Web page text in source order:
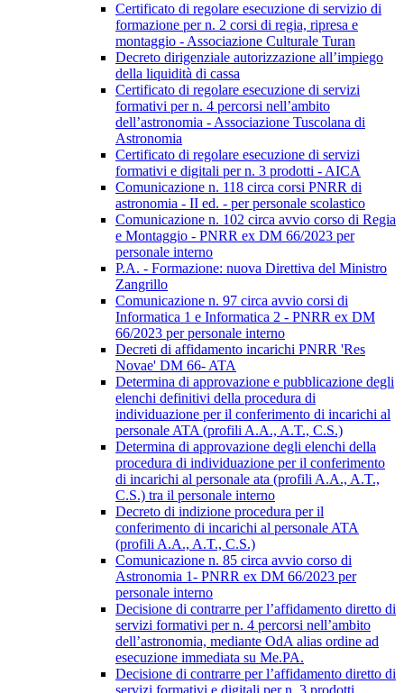
Certificato di regolare esecuzione di servizio di
formazione per n. 2 corsi di regia, ripresa e
montaggio - Associazione Culturale Turan
Decreto dirigenziale autorizzazione all’impiego
della liquidità di cassa
Certificato di regolare esecuzione di servizi
formativi per n. 4 percorsi nell’ambito
dell’astronomia - Associazione Tuscolana di
Astronomia
Certificato di regolare esecuzione di servizi
formativi e digitali per n. 3 prodotti - AICA
Comunicazione n. 118 circa corsi PNRR di
astronomia - II ed. - per personale scolastico
Comunicazione n. 102 circa avvio corso di Regia
e Montaggio - PNRR ex DM 66/2023 per
personale interno
P.A. - Formazione: nuova Direttiva del Ministro
Zangrillo
Comunicazione n. 97 circa avvio corsi di
Informatica 1 e Informatica 2 - PNRR ex DM
66/2023 per personale interno
Decreti di affidamento incarichi PNRR 'Res
Novae' DM 66- ATA
Determina di approvazione e pubblicazione degli
elenchi definitivi della procedura di
individuazione per il conferimento di incarichi al
personale ATA (profili A.A., A.T., C.S.)
Determina di approvazione degli elenchi della
procedura di individuazione per il conferimento
di incarichi al personale ata (profili A.A., A.T.,
C.S.) tra il personale interno
Decreto di indizione procedura per il
conferimento di incarichi al personale ATA
(profili A.A., A.T., C.S.)
Comunicazione n. 85 circa avvio corso di
Astronomia 1- PNRR ex DM 66/2023 per
personale interno
Decisione di contrarre per l’affidamento diretto di
servizi formativi per n. 4 percorsi nell’ambito
dell’astronomia, mediante OdA alias ordine ad
esecuzione immediata su Me.PA.
Decisione di contrarre per l’affidamento diretto di